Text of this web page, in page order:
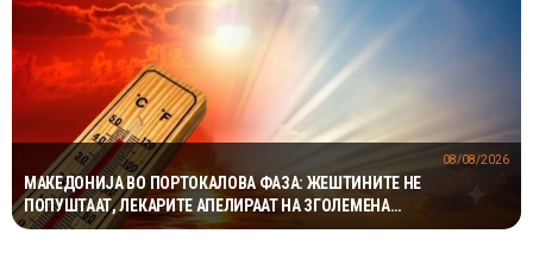
МАКЕДОНИЈА ВО ПОРТОКАЛОВА ФАЗА: ЖЕШТИНИТЕ НЕ
ПОПУШТААТ, ЛЕКАРИТЕ АПЕЛИРААТ НА ЗГОЛЕМЕНА
ПРЕТПАЗЛИВОСТ
08/08/2026